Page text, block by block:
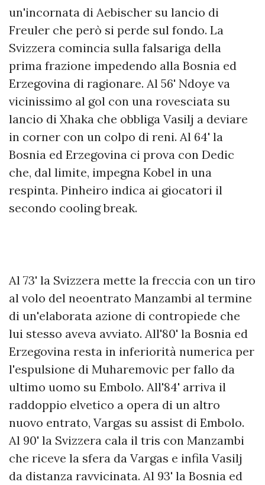
un'incornata di Aebischer su lancio di
Freuler che però si perde sul fondo. La
Svizzera comincia sulla falsariga della
prima frazione impedendo alla Bosnia ed
Erzegovina di ragionare. Al 56' Ndoye va
vicinissimo al gol con una rovesciata su
lancio di Xhaka che obbliga Vasilj a deviare
in corner con un colpo di reni. Al 64' la
Bosnia ed Erzegovina ci prova con Dedic
che, dal limite, impegna Kobel in una
respinta. Pinheiro indica ai giocatori il
secondo cooling break.
Al 73' la Svizzera mette la freccia con un tiro
al volo del neoentrato Manzambi al termine
di un'elaborata azione di contropiede che
lui stesso aveva avviato. All'80' la Bosnia ed
Erzegovina resta in inferiorità numerica per
l'espulsione di Muharemovic per fallo da
ultimo uomo su Embolo. All'84' arriva il
raddoppio elvetico a opera di un altro
nuovo entrato, Vargas su assist di Embolo.
Al 90' la Svizzera cala il tris con Manzambi
che riceve la sfera da Vargas e infila Vasilj
da distanza ravvicinata. Al 93' la Bosnia ed